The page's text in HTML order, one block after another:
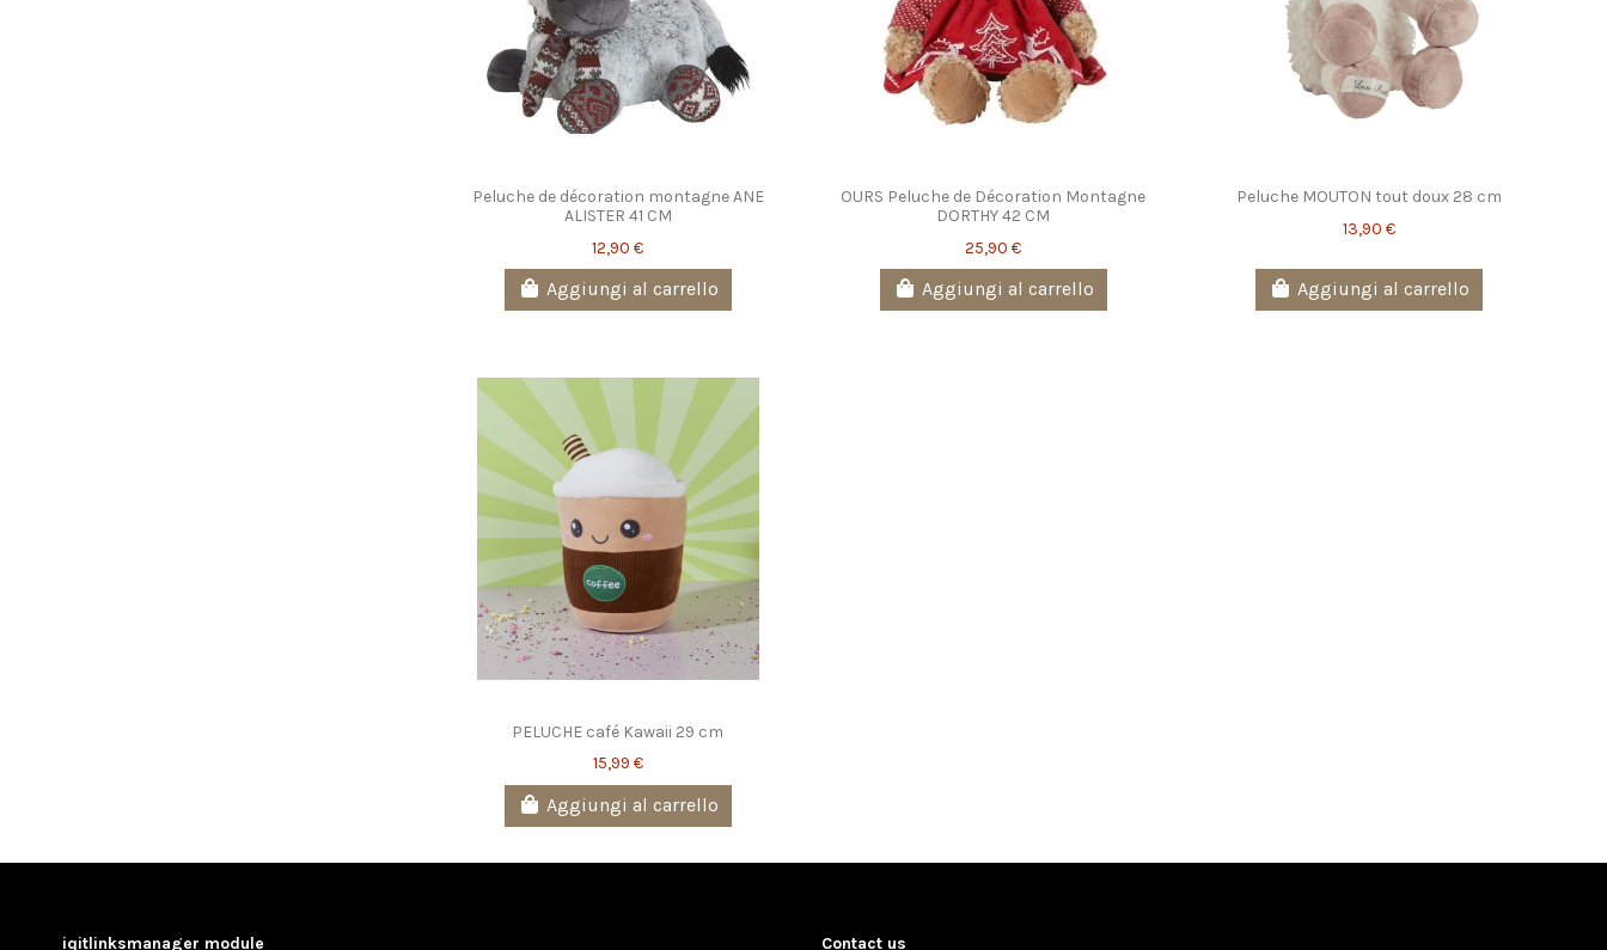
Peluche de décoration montagne ANE
ALISTER 41 CM
12,90 €
Aggiungi al carrello
OURS Peluche de Décoration Montagne
DORTHY 42 CM
25,90 €
Aggiungi al carrello
Peluche MOUTON tout doux 28 cm
13,90 €
Aggiungi al carrello
PELUCHE café Kawaii 29 cm
15,99 €
Aggiungi al carrello
iqitlinksmanager module Contact us